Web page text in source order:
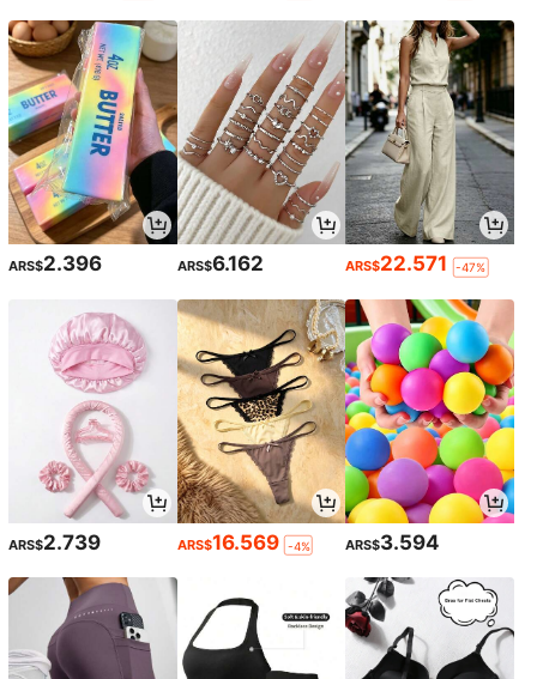
ARS$2.396 ARS$6.162 ARS$22.571 -47%
ARS$2.739 ARS$16.569 -4% ARS$3.594